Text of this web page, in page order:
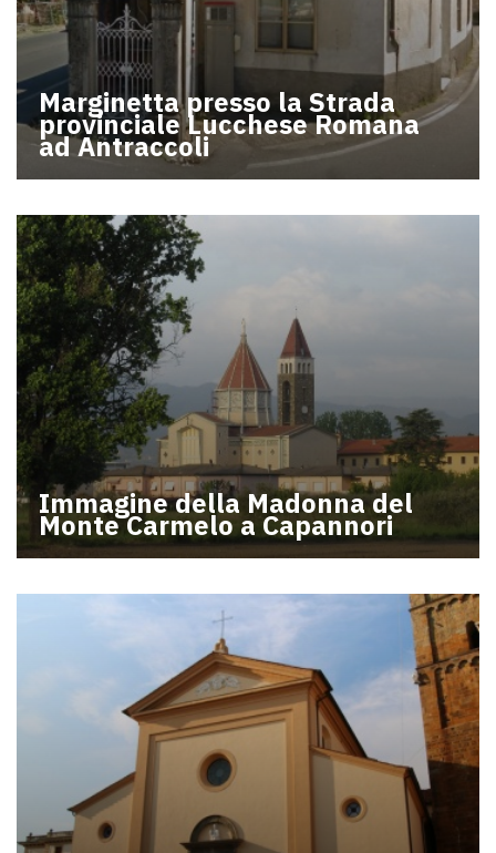
Marginetta presso la Strada
provinciale Lucchese Romana
ad Antraccoli
Immagine della Madonna del
Monte Carmelo a Capannori